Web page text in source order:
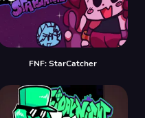
FNF: StarCatcher